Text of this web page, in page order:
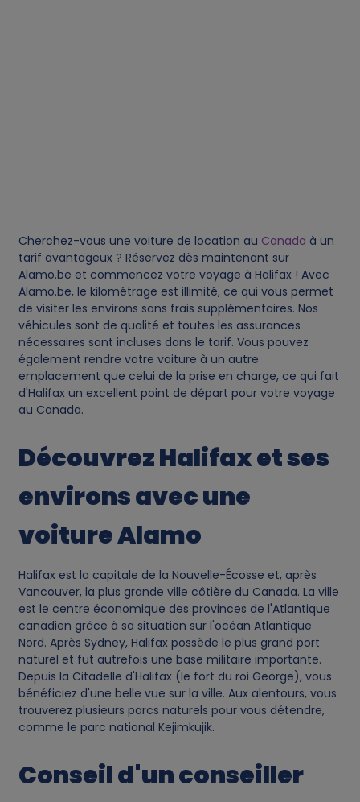
Cherchez-vous une voiture de location au Canada à un
tarif avantageux ? Réservez dès maintenant sur
Alamo.be et commencez votre voyage à Halifax ! Avec
Alamo.be, le kilométrage est illimité, ce qui vous permet
de visiter les environs sans frais supplémentaires. Nos
véhicules sont de qualité et toutes les assurances
nécessaires sont incluses dans le tarif. Vous pouvez
également rendre votre voiture à un autre
emplacement que celui de la prise en charge, ce qui fait
d'Halifax un excellent point de départ pour votre voyage
au Canada.
Découvrez Halifax et ses
environs avec une
voiture Alamo
Halifax est la capitale de la Nouvelle-Écosse et, après
Vancouver, la plus grande ville côtière du Canada. La ville
est le centre économique des provinces de l'Atlantique
canadien grâce à sa situation sur l'océan Atlantique
Nord. Après Sydney, Halifax possède le plus grand port
naturel et fut autrefois une base militaire importante.
Depuis la Citadelle d'Halifax (le fort du roi George), vous
bénéficiez d'une belle vue sur la ville. Aux alentours, vous
trouverez plusieurs parcs naturels pour vous détendre,
comme le parc national Kejimkujik.
Conseil d'un conseiller
e
s